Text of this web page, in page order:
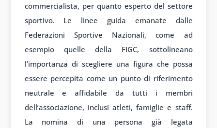
commercialista, per quanto esperto del settore
sportivo. Le linee guida emanate dalle
Federazioni Sportive Nazionali, come ad
esempio quelle della FIGC, sottolineano
l’importanza di scegliere una figura che possa
essere percepita come un punto di riferimento
neutrale e affidabile da tutti i membri
dell’associazione, inclusi atleti, famiglie e staff.
La nomina di una persona già legata